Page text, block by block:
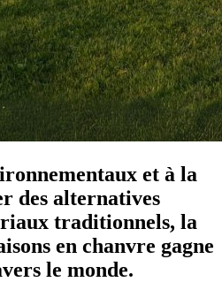
et à la
des alternatives
traditionnels, la
en chanvre gagne
le monde.